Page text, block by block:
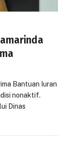
Bantuan Iuran
nonaktif.
Dinas